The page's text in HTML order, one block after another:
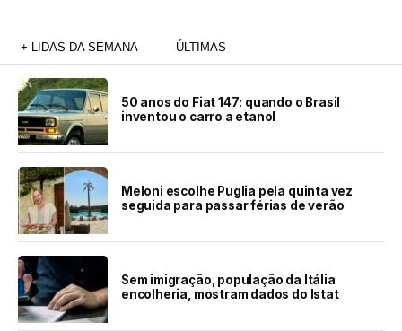
+ LIDAS DA SEMANA ÚLTIMAS
50 anos do Fiat 147: quando o Brasil
inventou o carro a etanol
Meloni escolhe Puglia pela quinta vez
seguida para passar férias de verão
Sem imigração, população da Itália
encolheria, mostram dados do Istat